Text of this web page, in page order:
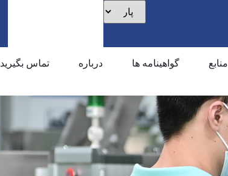
منابع گواهینامه ها درباره تماس بگیرید